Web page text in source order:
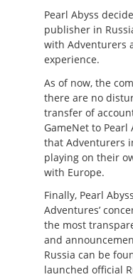
Pearl Abyss
publisher in
with Adventurers
experience.
As of now, the
there are no
transfer of
GameNet to Pearl
that Adventurers
playing on their
with Europe.
Finally, Pearl
Adventures’
the most
and
Russia can be
launched official